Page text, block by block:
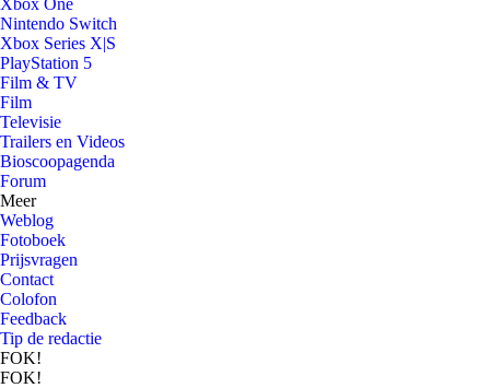
Xbox One
Nintendo Switch
Xbox Series X|S
PlayStation 5
Film & TV
Film
Televisie
Trailers en Videos
Bioscoopagenda
Forum
Meer
Weblog
Fotoboek
Prijsvragen
Contact
Colofon
Feedback
Tip de redactie
FOK!
FOK!